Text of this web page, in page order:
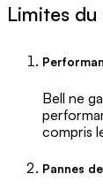
Limites du
Bell ne
compris
Pannes